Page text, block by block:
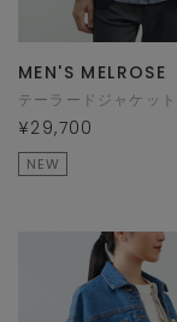
MEN'S MELROSE
テーラードジャケット
¥29,700
NEW